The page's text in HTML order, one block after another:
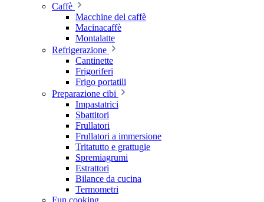
Caffè
Macchine del caffè
Macinacaffè
Montalatte
Refrigerazione
Cantinette
Frigoriferi
Frigo portatili
Preparazione cibi
Impastatrici
Sbattitori
Frullatori
Frullatori a immersione
Tritatutto e grattugie
Spremiagrumi
Estrattori
Bilance da cucina
Termometri
Fun cooking